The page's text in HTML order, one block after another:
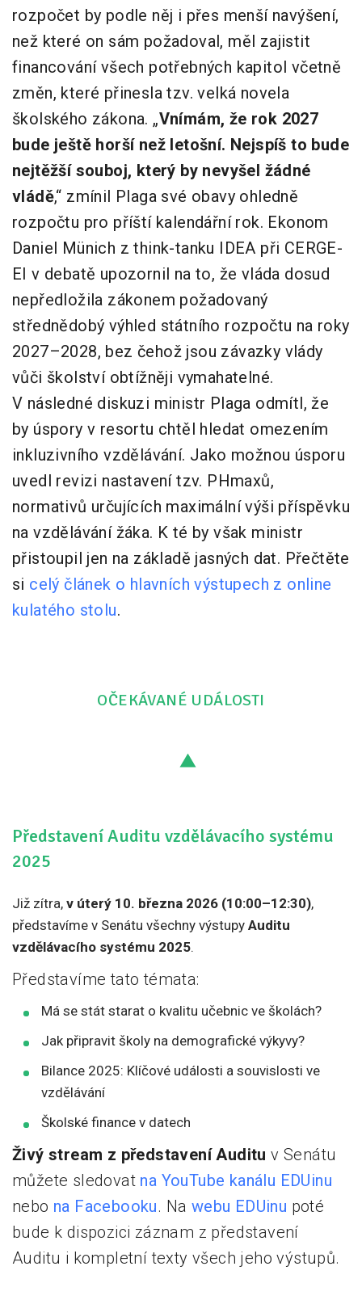
rozpočet by podle něj i přes menší navýšení,
než které on sám požadoval, měl zajistit
financování všech potřebných kapitol včetně
změn, které přinesla tzv. velká novela
školského zákona. „Vnímám, že rok 2027
bude ještě horší než letošní. Nejspíš to bude
nejtěžší souboj, který by nevyšel žádné
vládě,“ zmínil Plaga své obavy ohledně
rozpočtu pro příští kalendářní rok. Ekonom
Daniel Münich z think-tanku IDEA při CERGE-
EI v debatě upozornil na to, že vláda dosud
nepředložila zákonem požadovaný
střednědobý výhled státního rozpočtu na roky
2027–2028, bez čehož jsou závazky vlády
vůči školství obtížněji vymahatelné.
V následné diskuzi ministr Plaga odmítl, že
by úspory v resortu chtěl hledat omezením
inkluzivního vzdělávání. Jako možnou úsporu
uvedl revizi nastavení tzv. PHmaxů,
normativů určujících maximální výši příspěvku
na vzdělávání žáka. K té by však ministr
přistoupil jen na základě jasných dat. Přečtěte
si celý článek o hlavních výstupech z online
kulatého stolu.
OČEKÁVANÉ UDÁLOSTI
Představení Auditu vzdělávacího systému
2025
Již zítra, v úterý 10. března 2026 (10:00–12:30),
představíme v Senátu všechny výstupy Auditu
vzdělávacího systému 2025.
Představíme tato témata:
Má se stát starat o kvalitu učebnic ve školách?
Jak připravit školy na demografické výkyvy?
Bilance 2025: Klíčové události a souvislosti ve
vzdělávání
Školské finance v datech
Živý stream z představení Auditu v Senátu
můžete sledovat na YouTube kanálu EDUinu
nebo na Facebooku. Na webu EDUinu poté
bude k dispozici záznam z představení
Auditu i kompletní texty všech jeho výstupů.